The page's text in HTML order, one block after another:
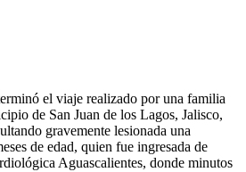
el viaje realizado por una familia
de San Juan de los Lagos, Jalisco,
gravemente lesionada una
de edad, quien fue ingresada de
Aguascalientes, donde minutos